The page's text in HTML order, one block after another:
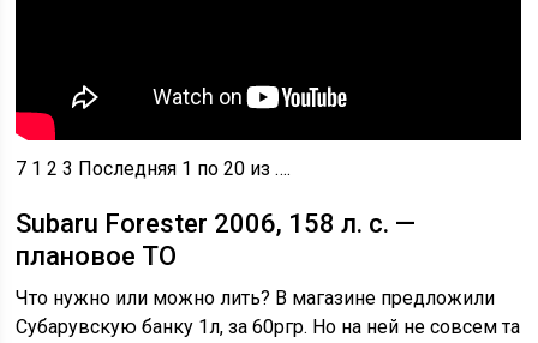
7 1 2 3 Последняя 1 по 20 из ….
Subaru Forester 2006, 158 л. с. —
плановое ТО
Что нужно или можно лить? В магазине предложили
Субарувскую банку 1л, за 60ргр. Но на ней не совсем та